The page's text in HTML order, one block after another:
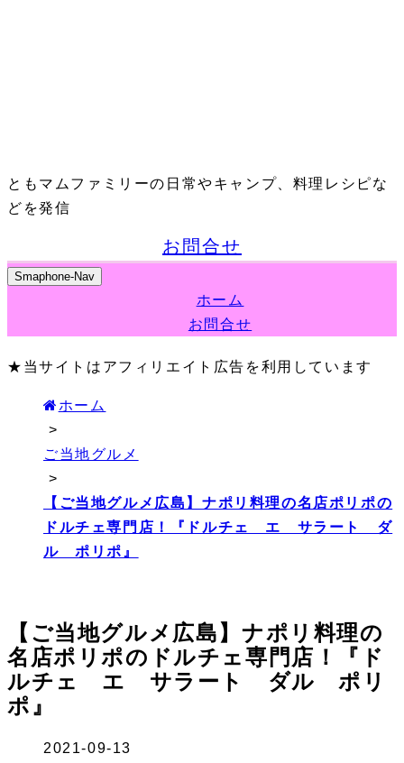
ともマムファミリーの日常やキャンプ、料理レシピな
どを発信
お問合せ
Smaphone-Nav
ホーム
お問合せ
★当サイトはアフィリエイト広告を利用しています
ホーム
>
ご当地グルメ
>
【ご当地グルメ広島】ナポリ料理の名店ポリポの
ドルチェ専門店！『ドルチェ エ サラート ダ
ル ポリポ』
【ご当地グルメ広島】ナポリ料理の
名店ポリポのドルチェ専門店！『ド
ルチェ エ サラート ダル ポリ
ポ』
2021-09-13